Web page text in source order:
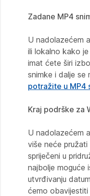
Zadane MP4
U nadolazećem
ili lokalno kako
imat ćete širi
snimke i dalje se
potražite u MP4
Kraj podrške za
U nadolazećem
više neće
spriječeni u
najbolje moguće
utvrđivanju
ćemo